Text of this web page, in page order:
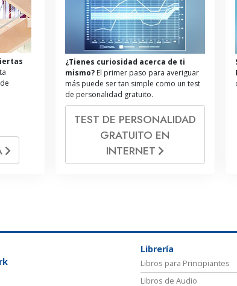
¿Tienes curiosidad acerca de ti
mismo?El primer paso para averiguar
más puede ser tan simple como un test
de personalidad gratuito.
TEST DE PERSONALIDAD
GRATUITO EN
INTERNET
Librería
Libros para Principiantes
Libros de Audio